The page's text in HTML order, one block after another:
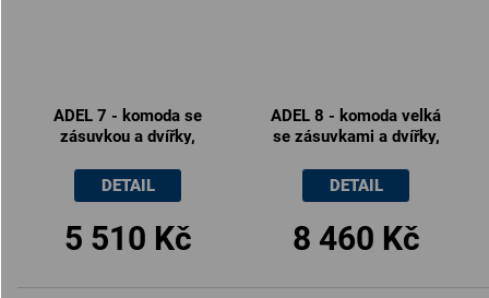
ADEL 7 - komoda se
zásuvkou a dvířky,
5 510 Kč
DETAIL
ADEL 8 - komoda velká
se zásuvkami a dvířky,
8 460 Kč
DETAIL